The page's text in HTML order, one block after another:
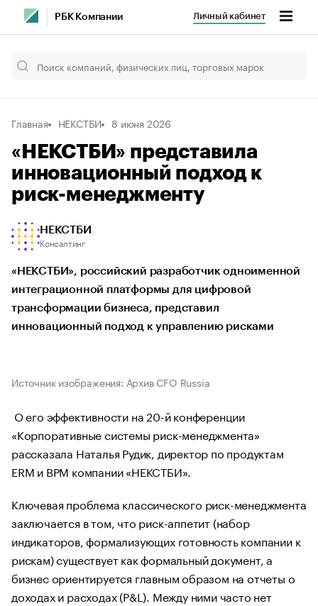
РБК Компании Личный кабинет
Главная НЕКСТБИ 8 июня 2026
«НЕКСТБИ» представила
инновационный подход к
риск-менеджменту
НЕКСТБИ
Консалтинг
«НЕКСТБИ», российский разработчик одноименной
интеграционной платформы для цифровой
трансформации бизнеса, представил
инновационный подход к управлению рисками
Источник изображения: Архив CFO Russia
О его эффективности на 20-й конференции
«Корпоративные системы риск-менеджмента»
рассказала Наталья Рудик, директор по продуктам
ERM и BPM компании «НЕКСТБИ».
Ключевая проблема классического риск-менеджмента
заключается в том, что риск-аппетит (набор
индикаторов, формализующих готовность компании к
рискам) существует как формальный документ, а
бизнес ориентируется главным образом на отчеты о
доходах и расходах (P&L). Между ними часто нет